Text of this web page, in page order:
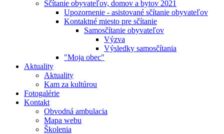
Sčítanie obyvateľov, domov a bytov 2021
Upozornenie - asistované sčítanie obyvateľov
Kontaktné miesto pre sčítanie
Samosčítanie obyvateľov
Výzva
Výsledky samosčítania
"Moja obec"
Aktuality
Aktuality
Kam za kultúrou
Fotogalérie
Kontakt
Obvodná ambulacia
Mapa webu
Školenia